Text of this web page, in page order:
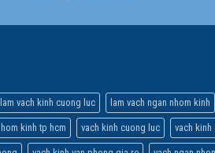
lam vach kinh cuong luc lam vach ngan nhom kinh
kinh tp hcm vach kinh cuong luc vach kinh